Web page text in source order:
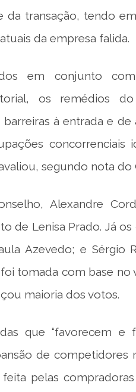
da transação, tendo
da empresa falida.
em conjunto
os remédios
barreiras à entrada e
segundo nota do
Alexandre
de Lenisa Prado. Já
Azevedo; e Sérgio
tomada com base
maioria dos votos.
que “favorecem e
de competidores
pelas